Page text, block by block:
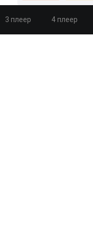
3 плеер 4 плеер